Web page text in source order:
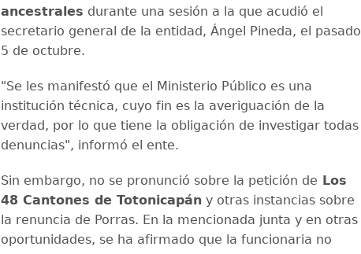
ancestrales durante una sesión a la que acudió el
secretario general de la entidad, Ángel Pineda, el pasado
5 de octubre.
"Se les manifestó que el Ministerio Público es una
institución técnica, cuyo fin es la averiguación de la
verdad, por lo que tiene la obligación de investigar todas
denuncias", informó el ente.
Sin embargo, no se pronunció sobre la petición de Los
48 Cantones de Totonicapán y otras instancias sobre
la renuncia de Porras. En la mencionada junta y en otras
oportunidades, se ha afirmado que la funcionaria no